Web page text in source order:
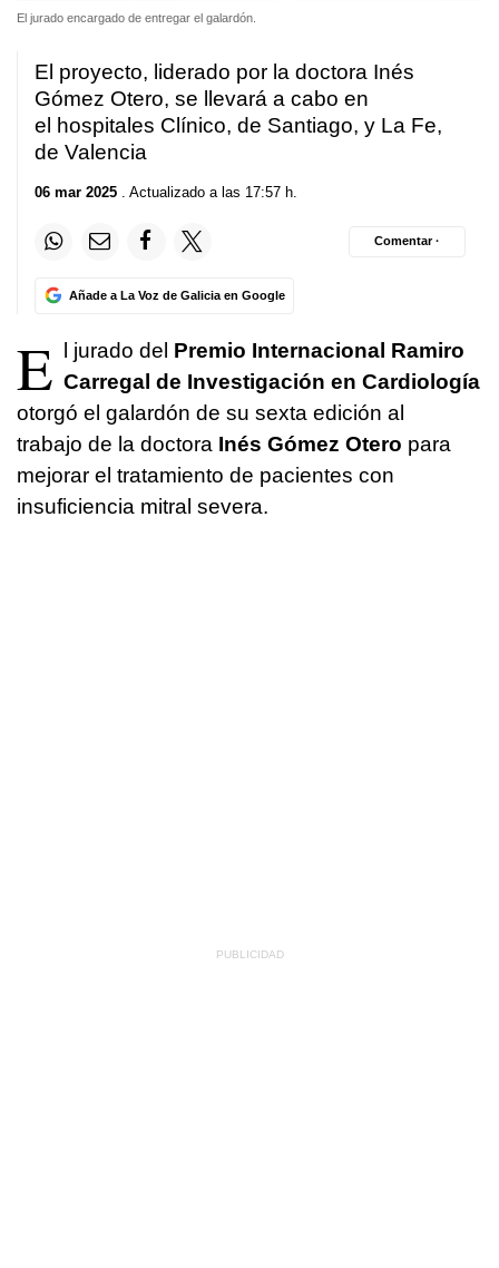
El jurado encargado de entregar el galardón.
El proyecto, liderado por la doctora Inés
Gómez Otero, se llevará a cabo en
el hospitales Clínico, de Santiago, y La Fe,
de Valencia
06 mar 2025 . Actualizado a las 17:57 h.
Añade a La Voz de Galicia en Google
Comentar ·
E l jurado del Premio Internacional Ramiro
Carregal de Investigación en Cardiología
otorgó el galardón de su sexta edición al
trabajo de la doctora Inés Gómez Otero para
mejorar el tratamiento de pacientes con
insuficiencia mitral severa.